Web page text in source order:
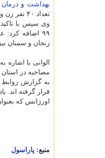
بهداشت ودرمان
تعداد ۴۰ نفر زن و هفتاد نفر مرد بودند.
وی سپس با
۹۹ اضافه كرد:
زنجان و سمنان
مصاحبه در استان
اورژانس كه
منبع: پاراسول